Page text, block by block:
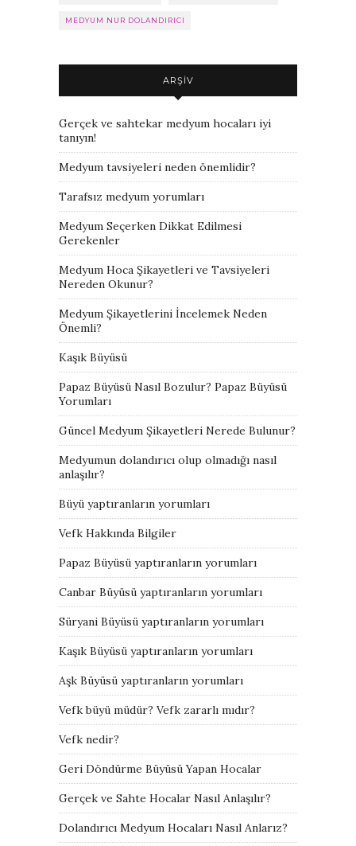
MEDYUM NUR DOLANDIRICI
ARŞIV
Gerçek ve sahtekar medyum hocaları iyi
tanıyın!
Medyum tavsiyeleri neden önemlidir?
Tarafsız medyum yorumları
Medyum Seçerken Dikkat Edilmesi
Gerekenler
Medyum Hoca Şikayetleri ve Tavsiyeleri
Nereden Okunur?
Medyum Şikayetlerini İncelemek Neden
Önemli?
Kaşık Büyüsü
Papaz Büyüsü Nasıl Bozulur? Papaz Büyüsü
Yorumları
Güncel Medyum Şikayetleri Nerede Bulunur?
Medyumun dolandırıcı olup olmadığı nasıl
anlaşılır?
Büyü yaptıranların yorumları
Vefk Hakkında Bilgiler
Papaz Büyüsü yaptıranların yorumları
Canbar Büyüsü yaptıranların yorumları
Süryani Büyüsü yaptıranların yorumları
Kaşık Büyüsü yaptıranların yorumları
Aşk Büyüsü yaptıranların yorumları
Vefk büyü müdür? Vefk zararlı mıdır?
Vefk nedir?
Geri Döndürme Büyüsü Yapan Hocalar
Gerçek ve Sahte Hocalar Nasıl Anlaşılır?
Dolandırıcı Medyum Hocaları Nasıl Anlarız?